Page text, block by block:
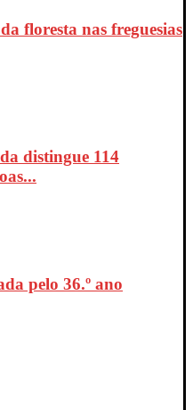
floresta nas freguesias
distingue 114
pelo 36.º ano